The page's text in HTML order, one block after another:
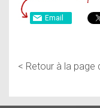
Email
< Retour à la page